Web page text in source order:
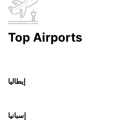
Top Airports
إيطاليا
إسبانيا